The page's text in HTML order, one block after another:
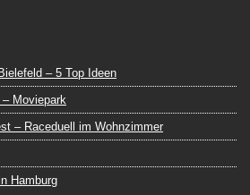
– 5 Top Ideen
– Moviepark
– Raceduell im Wohnzimmer
Hamburg